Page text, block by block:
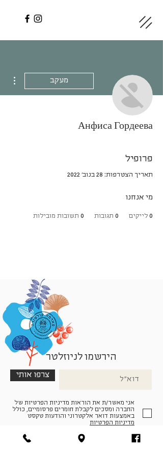
מעקב
Анфиса Гордеева
פרופיל
תאריך הצטרפות: 28 בנוב׳ 2022
מי אנחנו
0 לייקים 0 תגובות 0 תשובות מובילות
הירשמו לניוזלטר
צרפו אותי
אני מאשר/ת את הוראות מדיניות הפרטיות של
החברה ומסכים לקבלת חומרים פרסומיים, כולל
באמצעות דואר אלקטרוני והודעות טקסט
מדיניות הפרטיות